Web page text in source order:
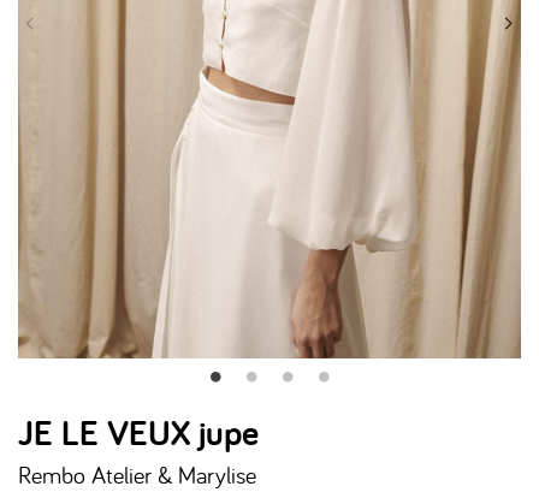
JE LE VEUX jupe
Rembo Atelier & Marylise